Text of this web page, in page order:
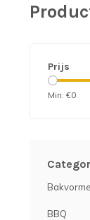
Prijs
Min: €0
BBQ